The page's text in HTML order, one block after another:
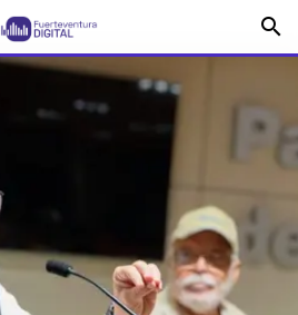
search